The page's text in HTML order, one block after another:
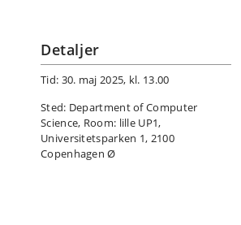
Detaljer
Tid: 30. maj 2025, kl. 13.00
Sted: Department of Computer
Science, Room: lille UP1,
Universitetsparken 1, 2100
Copenhagen Ø